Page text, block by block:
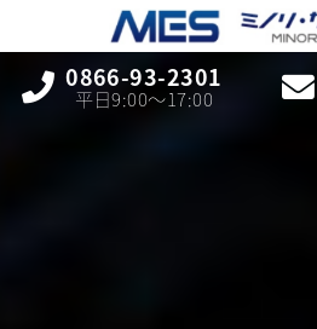
0866-93-2301
平日9:00〜17:00